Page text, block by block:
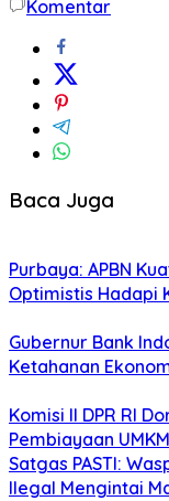
Komentar
Baca Juga
Purbaya: APBN
Optimistis Hadapi
Gubernur Bank
Ketahanan
Komisi II DPR RI
Pembiayaan UMKM
Satgas PASTI:
Ilegal Mengintai